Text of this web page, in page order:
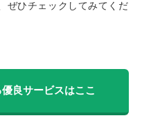
ぜひチェックしてみてくだ
良サービスはここ